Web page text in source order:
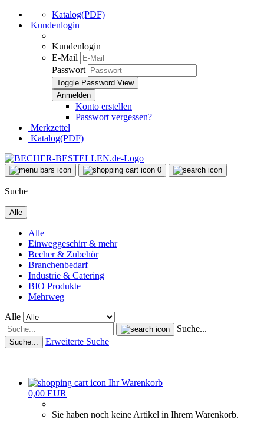
Katalog(PDF)
Kundenlogin
Kundenlogin
E-Mail
Passwort
Toggle Password View
Konto erstellen
Passwort vergessen?
Merkzettel
Katalog(PDF)
0
Suche
Alle
Alle
Einweggeschirr & mehr
Becher & Zubehör
Branchenbedarf
Industrie & Catering
BIO Produkte
Mehrweg
Alle
Suche...
Suche... Erweiterte Suche
Ihr Warenkorb
0,00 EUR
Sie haben noch keine Artikel in Ihrem Warenkorb.